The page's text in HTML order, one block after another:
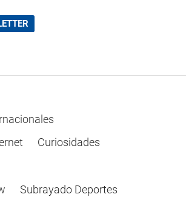
Curiosidades
Subrayado Deportes